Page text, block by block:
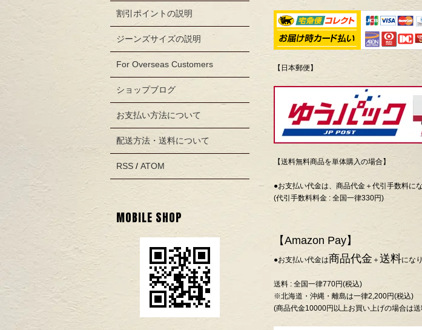
【日本郵便】
【送料無料商品を単体購入の場合】
●お支払い代金は、商品代金＋代引手数料にな
(代引手数料料金 : 全国一律330円)
【Amazon Pay】
●お支払い代金は商品代金 ＋送料にな
送料 : 全国一律770円(税込)
※北海道・沖縄・離島は一律2,200円(税込)
(商品代金10000円以上お買い上げの場合は
割引ポイントの説明
ジーンズサイズの説明
For Overseas Customers
ショップブログ
お支払い方法について
配送方法・送料について
RSS / ATOM
MOBILE SHOP